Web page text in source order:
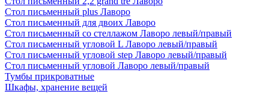
Стол письменный plus Лаворо
Стол письменный для двоих Лаворо
Стол письменный со стеллажом Лаворо левый/правый
Стол письменный угловой L Лаворо левый/правый
Стол письменный угловой step Лаворо левый/правый
Стол письменный угловой Лаворо левый/правый
Тумбы прикроватные
Шкафы, хранение вещей